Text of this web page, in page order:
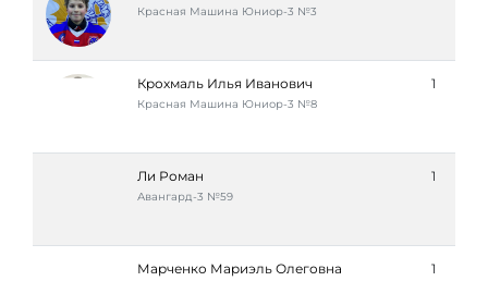
Красная Машина Юниор-3 №3
Крохмаль Илья Иванович
Красная Машина Юниор-3 №8
1
Ли Роман
Авангард-3 №59
1
Марченко Мариэль Олеговна 1